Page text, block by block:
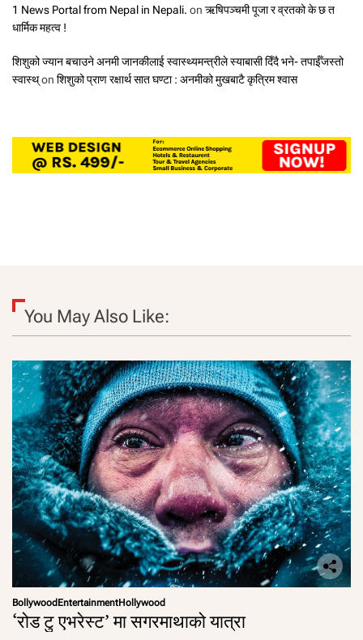
1 News Portal from Nepal in Nepali. on ऋषिपञ्चमी पूजा र व्रतको के छ त
धार्मिक महत्व !
शिशुको ज्यान बचाउने अनमी जानकीलाई स्वास्थ्यमन्त्रीले स्याबासी दिँदै भने- तपाईँजस्तो
स्वास्थ्on शिशुको प्राण रक्षार्थ सात घण्टा : अनमीको मुखबाटै कृत्रिम श्वास
You May Also Like:
BollywoodEntertainmentHollywood
‘रोड टु एभरेस्ट’ मा सगरमाथाको यात्रा